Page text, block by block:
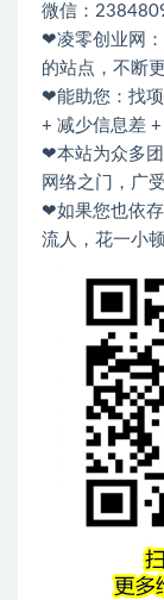
微信：
❤凌零创业网
的站点，不断
❤能助您：找
+ 减少信息差 +
❤本站为众多
网络之门，广
❤如果您也依存
流人，花一小